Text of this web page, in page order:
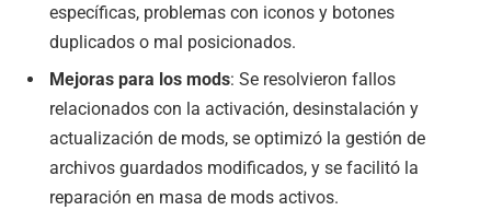
específicas, problemas con iconos y botones
duplicados o mal posicionados.
Mejoras para los mods: Se resolvieron fallos
relacionados con la activación, desinstalación y
actualización de mods, se optimizó la gestión de
archivos guardados modificados, y se facilitó la
reparación en masa de mods activos.